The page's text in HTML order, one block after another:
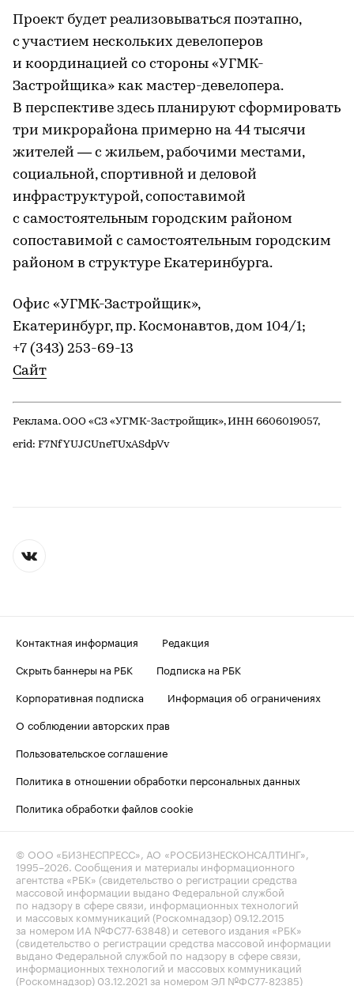
Проект будет реализовываться поэтапно,
с участием нескольких девелоперов
и координацией со стороны «УГМК-
Застройщика» как мастер-девелопера.
В перспективе здесь планируют сформировать
три микрорайона примерно на 44 тысячи
жителей — с жильем, рабочими местами,
социальной, спортивной и деловой
инфраструктурой, сопоставимой
с самостоятельным городским районом
сопоставимой с самостоятельным городским
районом в структуре Екатеринбурга.
Офис «УГМК-Застройщик»,
Екатеринбург, пр. Космонавтов, дом 104/1;
+7 (343) 253-69-13
Сайт
Реклама. ООО «СЗ «УГМК-Застройщик», ИНН 6606019057,
erid: F7NfYUJCUneTUxASdpVv
Контактная информация
Редакция
Скрыть баннеры на РБК
Подписка на РБК
Корпоративная подписка
Информация об ограничениях
О соблюдении авторских прав
Пользовательское соглашение
Политика в отношении обработки персональных данных
Политика обработки файлов cookie
© ООО «БИЗНЕСПРЕСС», АО «РОСБИЗНЕСКОНСАЛТИНГ»,
1995–2026 . Сообщения и материалы информационного
агентства «РБК» (свидетельство о регистрации средства
массовой информации выдано Федеральной службой
по надзору в сфере связи, информационных технологий
и массовых коммуникаций (Роскомнадзор) 09.12.2015
за номером ИА №ФС77-63848) и сетевого издания «РБК»
(свидетельство о регистрации средства массовой информации
выдано Федеральной службой по надзору в сфере связи,
информационных технологий и массовых коммуникаций
(Роскомнадзор) 03.12.2021 за номером ЭЛ №ФС77-82385)